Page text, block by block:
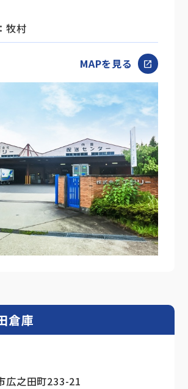
牧村
MAPを見る open_in_new
倉庫
広之田町233-21